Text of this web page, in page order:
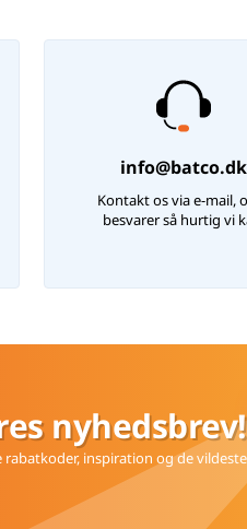
info@batco.dk
Kontakt os via e-mail,
besvarer så hurtig vi
nyhedsbrev!
inspiration og de vildeste